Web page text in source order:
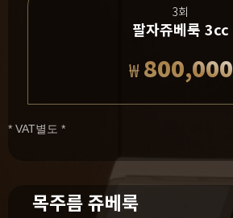
3회
팔자쥬베룩 3cc
₩800,000
* VAT별도 *
목주름 쥬베룩